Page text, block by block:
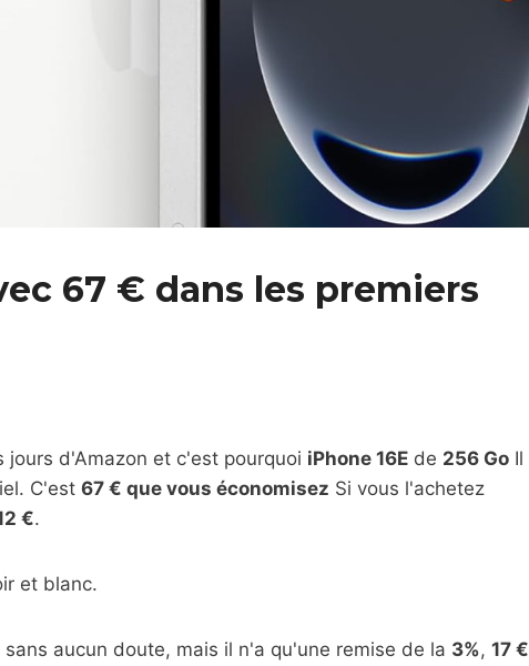
67 € dans les premiers
jours d'Amazon et c'est pourquoi iPhone 16E de 256 Go Il
C'est 67 € que vous économisez Si vous l'achetez
€.
et blanc.
aucun doute, mais il n'a qu'une remise de la 3%, 17 €